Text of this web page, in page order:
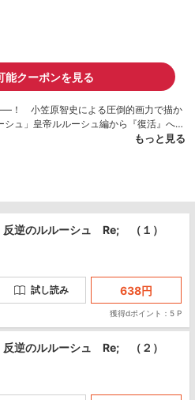
能クーポンを見る
！ 小笠原智史による圧倒的画力で描か
ュ」皇帝ルルーシュ編から『復活』へと
もっと見る
逆のルルーシュ Re; （１）
試し読み 638円
獲得dポイント：5 P
逆のルルーシュ Re; （２）